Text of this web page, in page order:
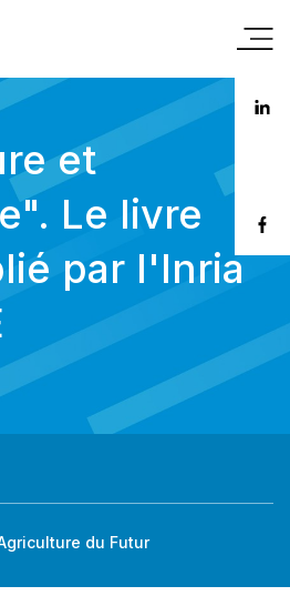
et
Le livre
par l'Inria
du Futur